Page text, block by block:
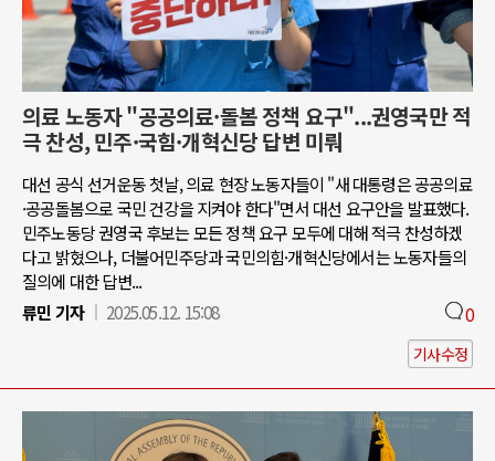
의료 노동자 "공공의료·돌봄 정책 요구"...권영국만 적
극 찬성, 민주·국힘·개혁신당 답변 미뤄
대선 공식 선거운동 첫날, 의료 현장 노동자들이 "새 대통령은 공공의료
·공공돌봄으로 국민 건강을 지켜야 한다"면서 대선 요구안을 발표했다.
민주노동당 권영국 후보는 모든 정책 요구 모두에 대해 적극 찬성하겠
다고 밝혔으나, 더불어민주당과 국민의힘·개혁신당에서는 노동자들의
질의에 대한 답변...
류민 기자
2025.05.12. 15:08 0
기사수정